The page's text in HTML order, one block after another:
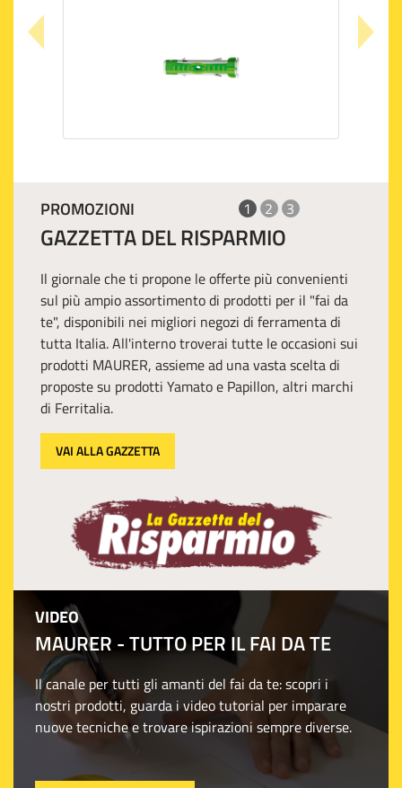
PROMOZIONI 1 2 3
GAZZETTA DEL RISPARMIO
Il giornale che ti propone le offerte più convenienti
sul più ampio assortimento di prodotti per il "fai da
te", disponibili nei migliori negozi di ferramenta di
tutta Italia. All'interno troverai tutte le occasioni sui
prodotti MAURER, assieme ad una vasta scelta di
proposte su prodotti Yamato e Papillon, altri marchi
di Ferritalia.
VAI ALLA GAZZETTA
VIDEO
MAURER - TUTTO PER IL FAI DA TE
Il canale per tutti gli amanti del fai da te: scopri i
nostri prodotti, guarda i video tutorial per imparare
nuove tecniche e trovare ispirazioni sempre diverse.